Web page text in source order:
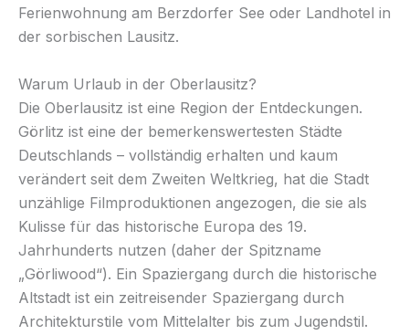
Ferienwohnung am Berzdorfer See oder Landhotel in
der sorbischen Lausitz.
Warum Urlaub in der Oberlausitz?
Die Oberlausitz ist eine Region der Entdeckungen.
Görlitz ist eine der bemerkenswertesten Städte
Deutschlands – vollständig erhalten und kaum
verändert seit dem Zweiten Weltkrieg, hat die Stadt
unzählige Filmproduktionen angezogen, die sie als
Kulisse für das historische Europa des 19.
Jahrhunderts nutzen (daher der Spitzname
„Görliwood“). Ein Spaziergang durch die historische
Altstadt ist ein zeitreisender Spaziergang durch
Architekturstile vom Mittelalter bis zum Jugendstil.